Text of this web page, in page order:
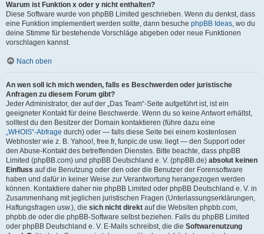
Warum ist Funktion x oder y nicht enthalten?
Diese Software wurde von phpBB Limited geschrieben. Wenn du denkst, dass
eine Funktion implementiert werden sollte, dann besuche phpBB Ideas, wo du
deine Stimme für bestehende Vorschläge abgeben oder neue Funktionen
vorschlagen kannst.
Nach oben
An wen soll ich mich wenden, falls es Beschwerden oder juristische
Anfragen zu diesem Forum gibt?
Jeder Administrator, der auf der „Das Team“-Seite aufgeführt ist, ist ein
geeigneter Kontakt für deine Beschwerde. Wenn du so keine Antwort erhältst,
solltest du den Besitzer der Domain kontaktieren (führe dazu eine
„WHOIS“-Abfrage durch) oder — falls diese Seite bei einem kostenlosen
Webhoster wie z. B. Yahoo!, free.fr, funpic.de usw. liegt — den Support oder
den Abuse-Kontakt des betreffenden Dienstes. Bitte beachte, dass phpBB
Limited (phpBB.com) und phpBB Deutschland e. V. (phpBB.de) absolut keinen
Einfluss auf die Benutzung oder den oder die Benutzer der Forensoftware
haben und dafür in keiner Weise zur Verantwortung herangezogen werden
können. Kontaktiere daher nie phpBB Limited oder phpBB Deutschland e. V. in
Zusammenhang mit jeglichen juristischen Fragen (Unterlassungserklärungen,
Haftungsfragen usw.), die sich nicht direkt auf die Websiten phpbb.com,
phpbb.de oder die phpBB-Software selbst beziehen. Falls du phpBB Limited
oder phpBB Deutschland e. V. E-Mails schreibst, die die Softwarenutzung